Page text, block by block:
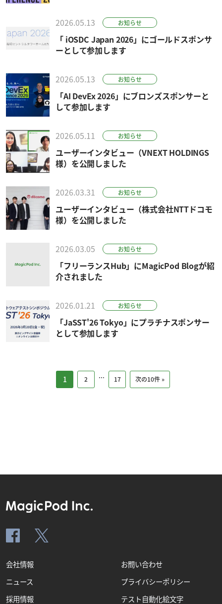
2026.05.13
お知らせ
「 iOSDC Japan 2026」にゴールドスポンサ
ーとして参加します
2026.05.13 お知らせ
「AI DevEx 2026」にブロンズスポンサーと
して参加します
2026.05.11 お知らせ
ユーザーインタビュー（VNEXT HOLDINGS
様）を公開しました
2026.03.31 お知らせ
ユーザーインタビュー（株式会社NTTドコモ
様）を公開しました
2026.03.05 お知らせ
「フリーランスHub」にMagicPod Blogが紹
介されました
2026.01.21 お知らせ
「JaSST'26 Tokyo」にプラチナスポンサー
として参加します
1 2 ... 17 次の10件 »
会社情報
ニュース
採用情報
お問い合わせ
プライバシーポリシー
テスト自動化絵文字